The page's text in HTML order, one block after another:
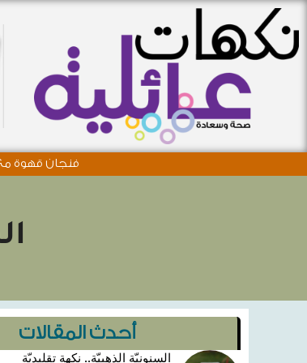
فنجان قهوة
أحدث المقالات
السنونيّة الذهبيّة.. نكهة تقليديّة